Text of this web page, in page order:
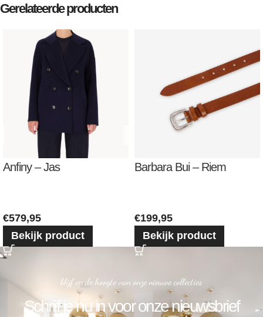
Gerelateerde producten
Anfiny – Jas
€579,95
Bekijk product
Barbara Bui – Riem
€199,95
Bekijk product
blijf op de hoogte van onze nieuwe collecties
Schrijf je nu in voor onze nieuwsbrief